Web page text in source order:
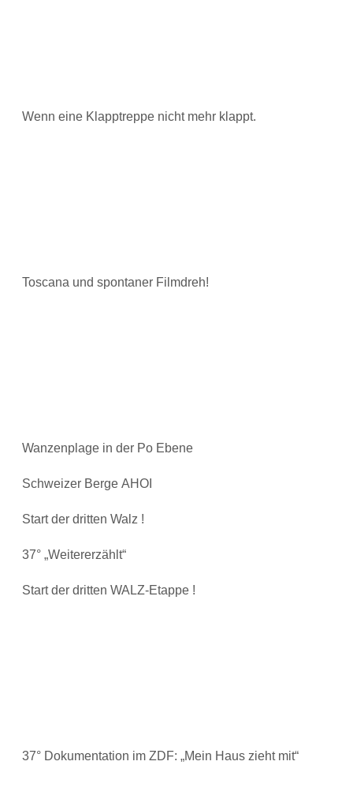
Wenn eine Klapptreppe nicht mehr klappt.
Toscana und spontaner Filmdreh!
Wanzenplage in der Po Ebene
Schweizer Berge AHOI
Start der dritten Walz !
37° „Weitererzählt“
Start der dritten WALZ-Etappe !
37° Dokumentation im ZDF: „Mein Haus zieht mit“